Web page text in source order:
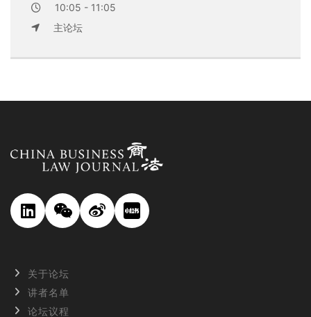
10:05 - 11:05
主论坛
关于论坛
讲者名单
论坛议程